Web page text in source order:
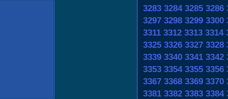
3283 3284 3285 3286
3297 3298 3299 3300
3311 3312 3313 3314
3325 3326 3327 3328
3339 3340 3341 3342
3353 3354 3355 3356
3367 3368 3369 3370
3381 3382 3383 3384